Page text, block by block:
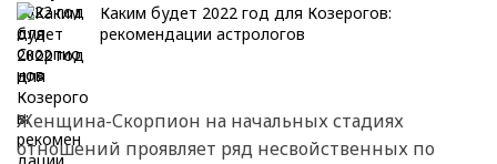
Каким будет 2022 год для Козерогов:
рекомендации астрологов
Женщина-Скорпион на начальных стадиях
отношений проявляет ряд несвойственных по